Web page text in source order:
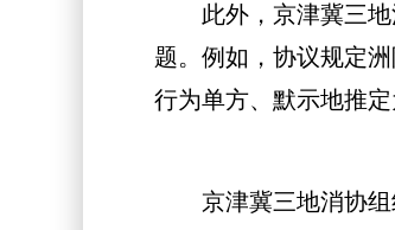
此外，京津冀三地
题。例如，协议规定
行为单方、默示地推
京津冀三地消协组织